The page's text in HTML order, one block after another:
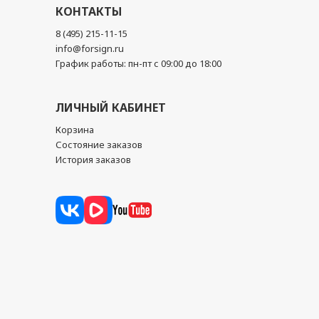
КОНТАКТЫ
8 (495) 215-11-15
info@forsign.ru
График работы: пн-пт с 09:00 до 18:00
ЛИЧНЫЙ КАБИНЕТ
Корзина
Состояние заказов
История заказов